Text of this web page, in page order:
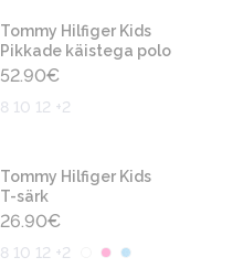
Tommy Hilfiger Kids
Pikkade käistega polo
52.90€
8 10 12 +2
Tommy Hilfiger Kids
T-särk
26.90€
8 10 12 +2